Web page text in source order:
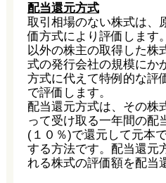
配当還元方式
取引相場のない株式は、
価方式により評価します
以外の株主の取得した株
式の発行会社の規模にか
方式に代えて特例的な評
で評価します。
配当還元方式は、その株
って受け取る一年間の配
(１０％)で還元して元本
する方法です。配当還元
れる株式の評価額を配当